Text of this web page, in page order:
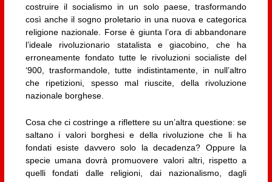
costruire il socialismo in un solo paese, trasformando
così anche il sogno proletario in una nuova e categorica
religione nazionale. Forse è giunta l’ora di abbandonare
l’ideale rivoluzionario statalista e giacobino, che ha
erroneamente fondato tutte le rivoluzioni socialiste del
‘900, trasformandole, tutte indistintamente, in null’altro
che ripetizioni, spesso mal riuscite, della rivoluzione
nazionale borghese.
Cosa che ci costringe a riflettere su un’altra questione: se
saltano i valori borghesi e della rivoluzione che li ha
fondati esiste davvero solo la decadenza? Oppure la
specie umana dovrà promuovere valori altri, rispetto a
quelli fondati dalle religioni, dai nazionalismo, dagli